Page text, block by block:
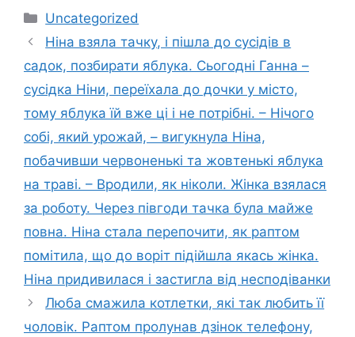
Категорії
Uncategorized
Ніна взяла тачку, і пішла до сусідів в
садок, позбирати яблука. Сьогодні Ганна –
сусідка Ніни, переїхала до дочки у місто,
тому яблука їй вже ці і не потрібні. – Нічого
собі, який урожай, – вигукнула Ніна,
побачивши червоненькі та жовтенькі яблука
на траві. – Вродили, як ніколи. Жінка взялася
за роботу. Через півгоди тачка була майже
повна. Ніна стала перепочити, як раптом
помітила, що до воріт підійшла якась жінка.
Ніна придивилася і застигла від несподіванки
Люба смажила котлетки, які так любить її
чоловік. Раптом пролунав дзінок телефону,